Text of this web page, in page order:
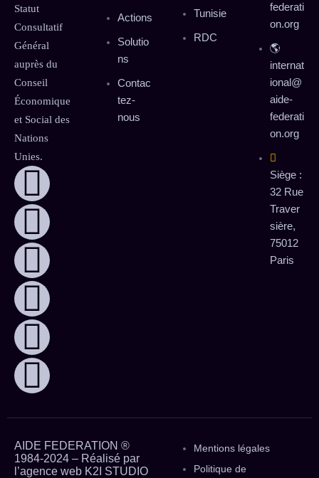
Statut
Consultatif
Général
auprès du
Conseil
Économique
et Social des
Nations
Unies.
Actions
Solutio
ns
Contac
tez-
nous
Tunisie
RDC
federati
on.org
🌎
internat
ional@
aide-
federati
on.org
Siège :
32 Rue
Traver
sière,
75012
Paris
AIDE FEDERATION ®
1984-2024 – Réalisé par
l’agence web K2I STUDIO
Mentions légales
Politique de